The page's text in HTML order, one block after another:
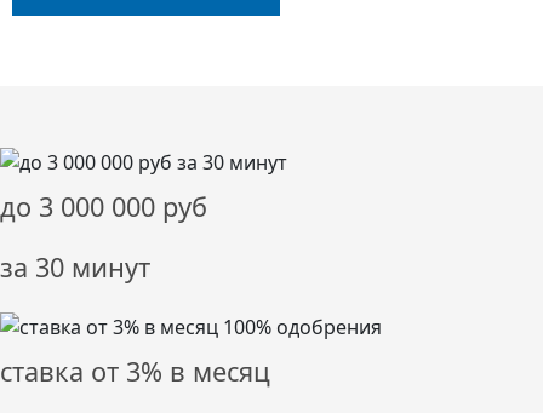
до 3 000 000 руб
за 30 минут
ставка от 3% в месяц